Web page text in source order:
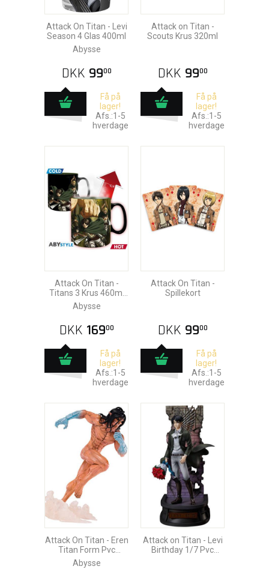
Attack On Titan - Levi
Season 4 Glas 400ml
Abysse
DKK 9900
Få på
lager!
Afs.:1-5
hverdage
Attack on Titan -
Scouts Krus 320ml
DKK 9900
Få på
lager!
Afs.:1-5
hverdage
Attack On Titan -
Titans 3 Krus 460ml
Heat Change
Abysse
DKK 16900
Få på
lager!
Afs.:1-5
hverdage
Attack On Titan -
Spillekort
DKK 9900
Få på
lager!
Afs.:1-5
hverdage
Attack On Titan - Eren
Titan Form Pvc
Statue
Abysse
Attack on Titan - Levi
Birthday 1/7 Pvc